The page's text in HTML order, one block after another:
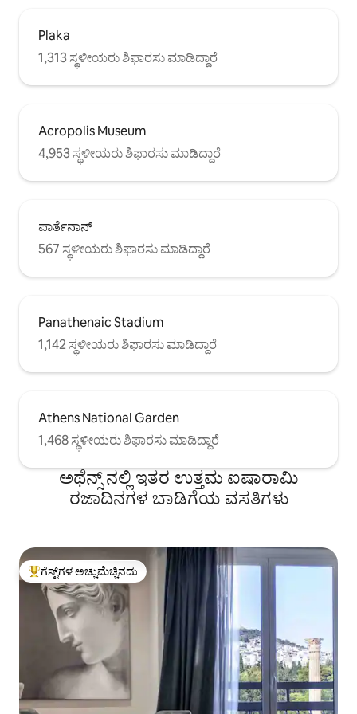
Plaka
1,313 ಸ್ಥಳೀಯರು ಶಿಫಾರಸು ಮಾಡಿದ್ದಾರೆ
Acropolis Museum
4,953 ಸ್ಥಳೀಯರು ಶಿಫಾರಸು ಮಾಡಿದ್ದಾರೆ
ಪಾರ್ತೆನಾನ್
567 ಸ್ಥಳೀಯರು ಶಿಫಾರಸು ಮಾಡಿದ್ದಾರೆ
Panathenaic Stadium
1,142 ಸ್ಥಳೀಯರು ಶಿಫಾರಸು ಮಾಡಿದ್ದಾರೆ
Athens National Garden
1,468 ಸ್ಥಳೀಯರು ಶಿಫಾರಸು ಮಾಡಿದ್ದಾರೆ
ಅಥೆನ್ಸ್ ನಲ್ಲಿ ಇತರ ಉತ್ತಮ ಐಷಾರಾಮಿ
ರಜಾದಿನಗಳ ಬಾಡಿಗೆಯ ವಸತಿಗಳು
ಗೆಸ್ಟ್‌ಗಳಿಗೆ ಅತಿ ಹೆಚ್ಚು ಅಚ್ಚುಮೆಚ್ಚಿನದು
ಗೆಸ್ಟ್‌ಗಳ ಅಚ್ಚುಮೆಚ್ಚಿನದು